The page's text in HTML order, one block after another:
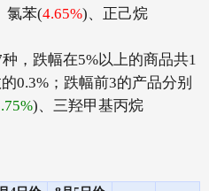
氯苯(4.65%)、正己烷
跌幅在5%以上的商品共1
0.3%；跌幅前3的产品分别
)、三羟甲基丙烷